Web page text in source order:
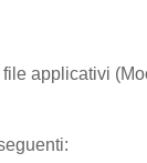
applicativi